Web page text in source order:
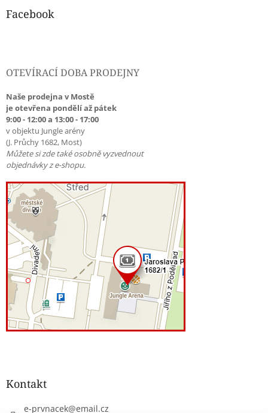
Facebook
OTEVÍRACÍ DOBA PRODEJNY
Naše prodejna v Mostě
je otevřena pondělí až pátek
9:00 - 12:00 a 13:00 - 17:00
v objektu Jungle arény
(J. Průchy 1682, Most)
Můžete si zde také osobně vyzvednout
objednávky z e-shopu.
Kontakt
e-prvnacek@email.cz